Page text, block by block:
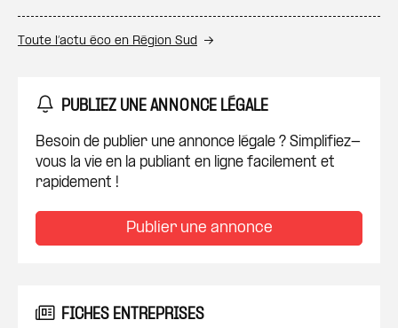
Toute l’actu éco en Région Sud
PUBLIEZ UNE ANNONCE LÉGALE
Besoin de publier une annonce légale ? Simplifiez-
vous la vie en la publiant en ligne facilement et
rapidement !
Publier une annonce
FICHES ENTREPRISES